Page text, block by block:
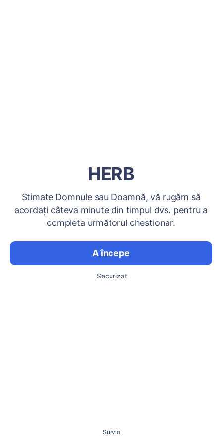
HERB
Stimate Domnule sau Doamnă, vă rugăm să
acordați câteva minute din timpul dvs. pentru a
completa următorul chestionar.
A începe
Securizat
Survio